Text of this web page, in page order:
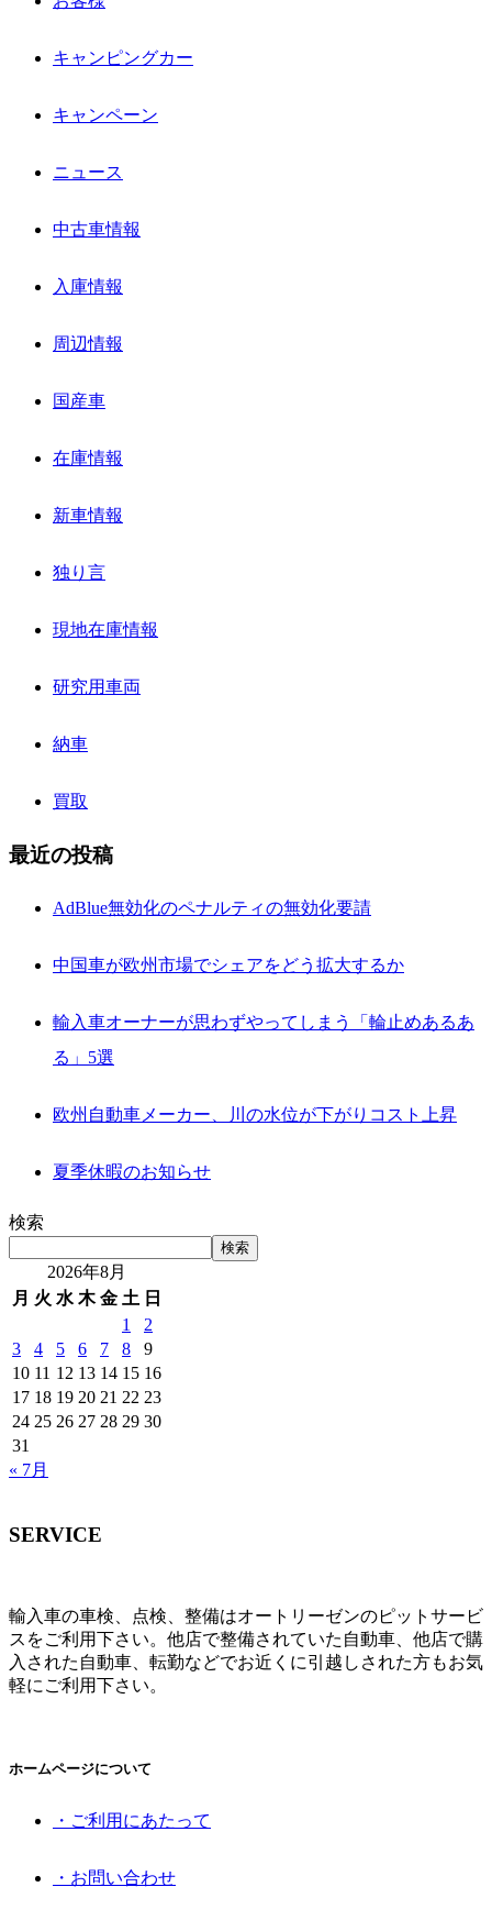
キャンピングカー
キャンペーン
ニュース
中古車情報
入庫情報
周辺情報
国産車
在庫情報
新車情報
独り言
現地在庫情報
研究用車両
納車
買取
最近の投稿
AdBlue無効化のペナルティの無効化要請
中国車が欧州市場でシェアをどう拡大するか
輸入車オーナーが思わずやってしまう「輪止めあるあ
る」5選
欧州自動車メーカー、川の水位が下がりコスト上昇
夏季休暇のお知らせ
検索
検索
2026年8月
月 火 水 木 金 土 日
1
2
3
4 5 6 7 8
9
10 11 12 13 14 15 16
17 18 19 20 21 22 23
24 25 26 27 28 29 30
31
« 7月
SERVICE
輸入車の車検、点検、整備はオートリーゼンのピットサービ
スをご利用下さい。他店で整備されていた自動車、他店で購
入された自動車、転勤などでお近くに引越しされた方もお気
軽にご利用下さい。
ホームページについて
・ご利用にあたって
・お問い合わせ